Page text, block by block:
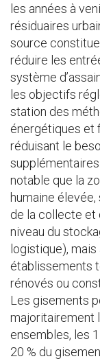
les années à
résiduaires
source
réduire les
système
les objectifs
station des
énergétiques et
réduisant le
notable que la
humaine
de la collecte et
niveau du
logistique),
établissements
rénovés ou
Les gisements
majoritairement
ensembles, les
20 % du